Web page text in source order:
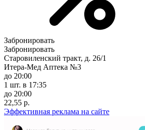
Забронировать
Забронировать
Старовиленский тракт, д. 26/1
Итера-Мед Аптека №3
до 20:00
1 шт. в 17:35
до 20:00
22,55 р.
Эффективная реклама на сайте